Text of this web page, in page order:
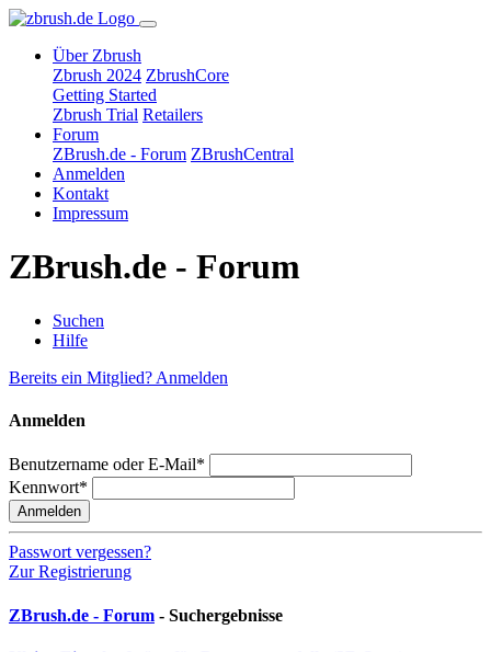
Über Zbrush
Zbrush 2024 ZbrushCore
Getting Started
Zbrush Trial Retailers
Forum
ZBrush.de - Forum ZBrushCentral
Anmelden
Kontakt
Impressum
ZBrush.de - Forum
Suchen
Hilfe
Bereits ein Mitglied? Anmelden
Anmelden
Benutzername oder E-Mail*
Kennwort*
Anmelden
Passwort vergessen?
Zur Registrierung
ZBrush.de - Forum - Suchergebnisse